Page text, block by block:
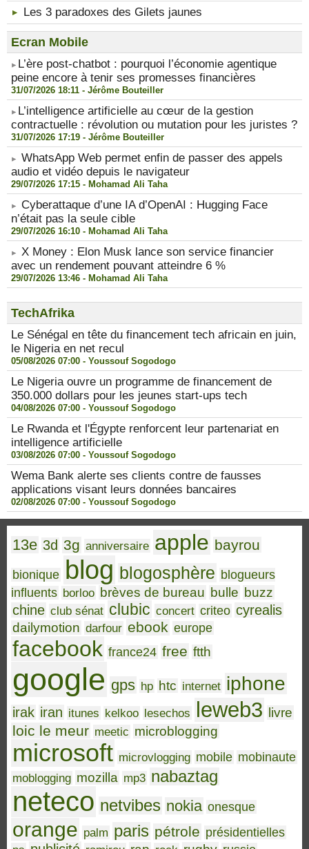
Les 3 paradoxes des Gilets jaunes
Ecran Mobile
​L’ère post-chatbot : pourquoi l’économie agentique
peine encore à tenir ses promesses financières
31/07/2026 18:11 - Jérôme Bouteiller
​L’intelligence artificielle au cœur de la gestion
contractuelle : révolution ou mutation pour les juristes ?
31/07/2026 17:19 - Jérôme Bouteiller
WhatsApp Web permet enfin de passer des appels
audio et vidéo depuis le navigateur
29/07/2026 17:15 - Mohamad Ali Taha
Cyberattaque d’une IA d’OpenAI : Hugging Face
n’était pas la seule cible
29/07/2026 16:10 - Mohamad Ali Taha
X Money : Elon Musk lance son service financier
avec un rendement pouvant atteindre 6 %
29/07/2026 13:46 - Mohamad Ali Taha
TechAfrika
Le Sénégal en tête du financement tech africain en juin,
le Nigeria en net recul
05/08/2026 07:00 - Youssouf Sogodogo
Le Nigeria ouvre un programme de financement de
350.000 dollars pour les jeunes start-ups tech
04/08/2026 07:00 - Youssouf Sogodogo
Le Rwanda et l'Égypte renforcent leur partenariat en
intelligence artificielle
03/08/2026 07:00 - Youssouf Sogodogo
Wema Bank alerte ses clients contre de fausses
applications visant leurs données bancaires
02/08/2026 07:00 - Youssouf Sogodogo
13e 3d 3g anniversaire apple bayrou
bionique blog blogosphère blogueurs
influents borloo brèves de bureau bulle buzz
chine club sénat clubic concert criteo cyrealis
dailymotion darfour ebook europe
facebook france24 free ftth
google gps hp htc internet iphone
irak iran itunes kelkoo lesechos leweb3 livre
loic le meur meetic microblogging
microsoft microvlogging mobile mobinaute
moblogging mozilla mp3 nabaztag
neteco netvibes nokia onesque
orange palm paris pétrole présidentielles